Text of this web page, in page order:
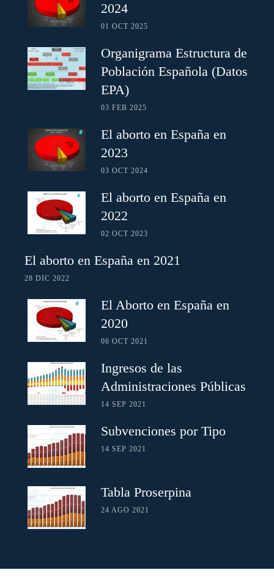
2024
01 OCT 2025
Organigrama Estructura de
Población Española (Datos
EPA)
03 FEB 2025
El aborto en España en
2023
03 OCT 2024
El aborto en España en
2022
02 OCT 2023
El aborto en España en 2021
28 DIC 2022
El Aborto en España en
2020
06 OCT 2021
Ingresos de las
Administraciones Públicas
14 SEP 2021
Subvenciones por Tipo
14 SEP 2021
Tabla Proserpina
24 AGO 2021